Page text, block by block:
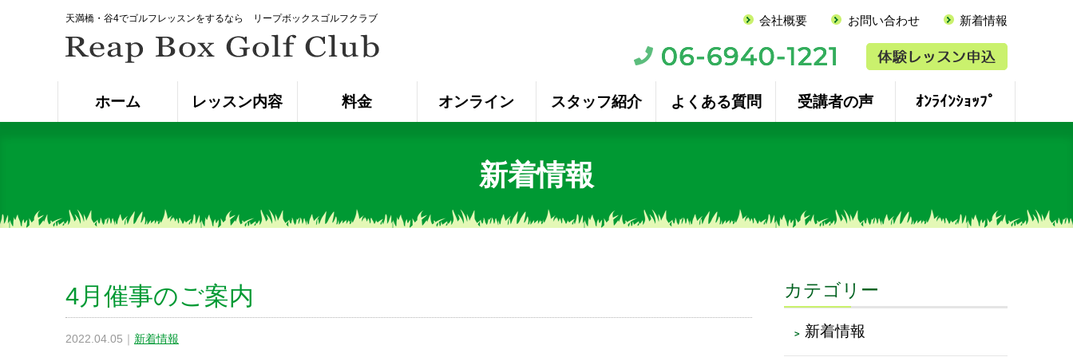
天満橋・谷4でゴルフレッスンをするなら リープボックスゴルフクラブ 会社概要 お問い合わせ 新着情報
ホーム レッスン内容 料金 オンライン スタッフ紹介 よくある質問 受講者の声 ｵﾝﾗｲﾝｼｮｯﾌﾟ
新着情報
4月催事のご案内
2022.04.05 新着情報
カテゴリー
新着情報